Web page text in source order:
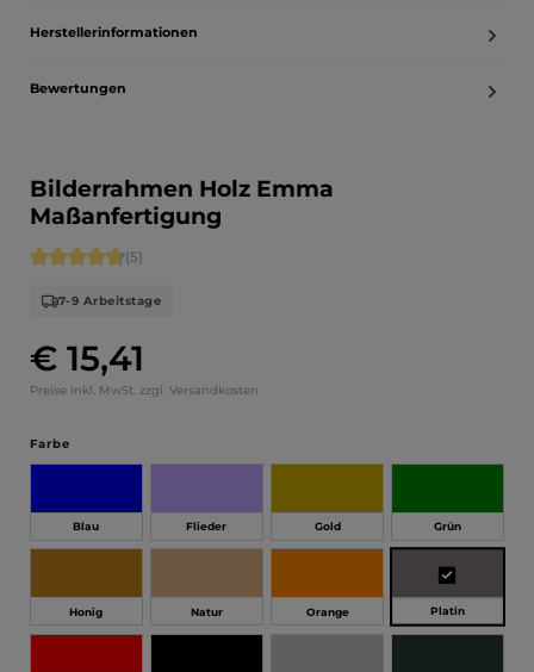
Herstellerinformationen
Bewertungen
Bilderrahmen Holz Emma
Maßanfertigung
Regulärer Preis:
€ 15,41
Preise inkl. MwSt. zzgl. Versandkosten
Durchschnittliche Bewertung von 4.8 von 5 Sternen
(5)
7-9 Arbeitstage
Farbeauswählen
Blau Flieder Gold Grün
Honig Natur Orange Platin